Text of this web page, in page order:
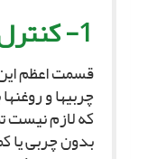
1- کنترل دریافت انرژى‏
قسمت اعظم
چربى‏ها و
که لازم نیست
بدون چربى یا